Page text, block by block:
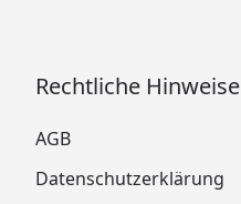
Rechtliche Hinweise
AGB
Datenschutzerklärung